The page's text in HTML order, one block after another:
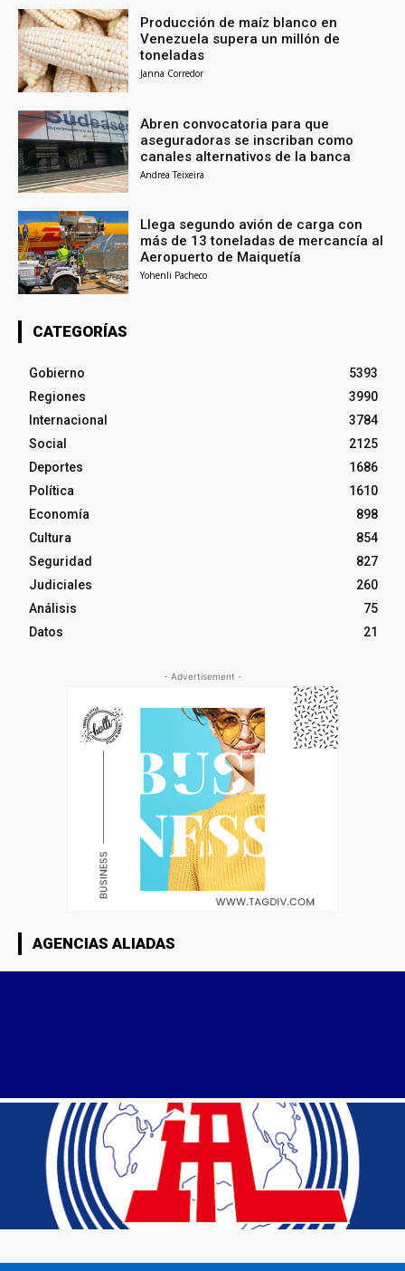
Producción de maíz blanco en
Venezuela supera un millón de
toneladas
Janna Corredor
Abren convocatoria para que
aseguradoras se inscriban como
canales alternativos de la banca
Andrea Teixeira
Llega segundo avión de carga con
más de 13 toneladas de mercancía al
Aeropuerto de Maiquetía
Yohenli Pacheco
CATEGORÍAS
Gobierno
5393
Regiones
3990
Internacional
3784
Social
2125
Deportes
1686
Política
1610
Economía
898
Cultura
854
Seguridad
827
Judiciales
260
Análisis
75
Datos
21
- Advertisement -
AGENCIAS ALIADAS